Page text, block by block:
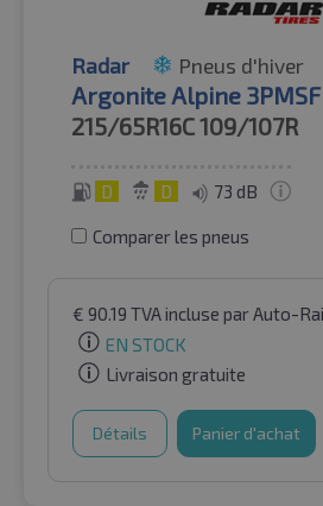
Radar Pneus d'hiver
Argonite Alpine 3PMSF
215/65R16C109/107R
D D 73 dB
Comparer les pneus
€ 90.19 TVA incluse par Auto-
EN STOCK
Livraison gratuite
Détails Panier d'achat